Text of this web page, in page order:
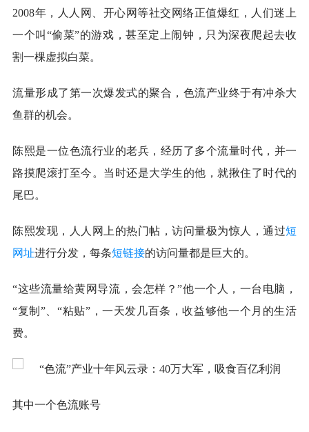
2008年，人人网、开心网等社交网络正值爆红，人们迷上
一个叫“偷菜”的游戏，甚至定上闹钟，只为深夜爬起去收
割一棵虚拟白菜。
流量形成了第一次爆发式的聚合，色流产业终于有冲杀大
鱼群的机会。
陈熙是一位色流行业的老兵，经历了多个流量时代，并一
路摸爬滚打至今。当时还是大学生的他，就揪住了时代的
尾巴。
陈熙发现，人人网上的热门帖，访问量极为惊人，通过短
网址进行分发，每条短链接的访问量都是巨大的。
“这些流量给黄网导流，会怎样？”他一个人，一台电脑，
“复制”、“粘贴”，一天发几百条，收益够他一个月的生活
费。
其中一个色流账号